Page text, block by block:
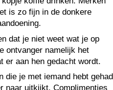
is zo fijn in de donkere
dat je niet weet wat je op
ontvanger namelijk het
er aan hen gedacht wordt.
die je met iemand hebt gehad
naar uitkijkt. Complimentjes